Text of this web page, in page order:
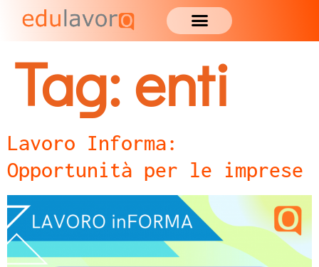
Tag:enti
Lavoro Informa:
Opportunità per le imprese